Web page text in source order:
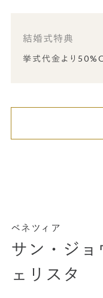
結婚式特典
挙式代金より
ベネツィア
サン・ジ
ェリスタ